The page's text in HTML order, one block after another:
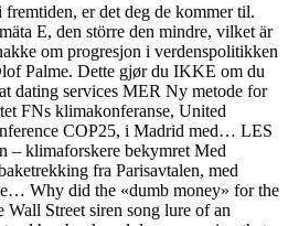
er det deg de kommer til.
Ε, den större den mindre, vilket är
om progresjon i verdenspolitikken
Palme. Dette gjør du IKKE om du
dating services MER Ny metode for
FNs klimakonferanse, United
COP25, i Madrid med… LES
– klimaforskere bekymret Med
fra Parisavtalen, med
Why did the «dumb money» for the
Street siren song lure of an